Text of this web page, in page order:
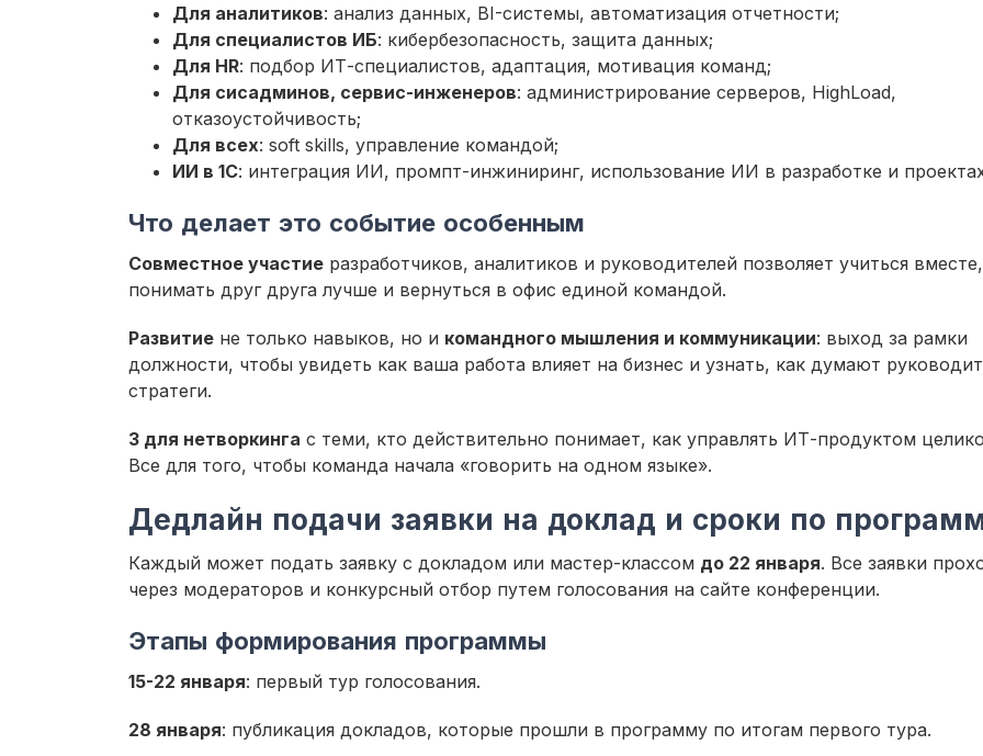
Для аналитиков: анализ данных, BI-системы, автоматизация отчетности;
Для специалистов ИБ: кибербезопасность, защита данных;
Для HR: подбор ИТ-специалистов, адаптация, мотивация команд;
Для сисадминов, сервис-инженеров: администрирование серверов, HighLoad,
отказоустойчивость;
Для всех: soft skills, управление командой;
ИИ в 1С: интеграция ИИ, промпт-инжиниринг, использование ИИ в разработке и
Что делает это событие особенным
Совместное участие разработчиков, аналитиков и руководителей позволяет учиться вместе,
понимать друг друга лучше и вернуться в офис единой командой.
Развитие не только навыков, но и командного мышления и коммуникации: выход за рамки
должности, чтобы увидеть как ваша работа влияет на бизнес и узнать, как думают
стратеги.
3 для нетворкинга с теми, кто действительно понимает, как управлять ИТ-продуктом
Все для того, чтобы команда начала «говорить на одном языке».
Дедлайн подачи заявки на доклад и сроки по
Каждый может подать заявку с докладом или мастер-классом до 22 января. Все заявки
через модераторов и конкурсный отбор путем голосования на сайте конференции.
Этапы формирования программы
15-22 января: первый тур голосования.
28 января: публикация докладов, которые прошли в программу по итогам первого тура.